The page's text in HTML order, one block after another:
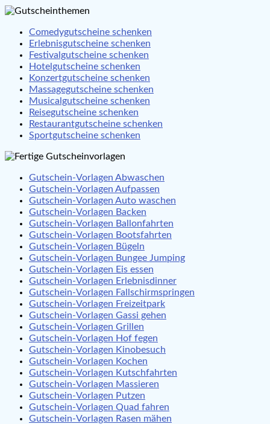
Comedygutscheine schenken
Erlebnisgutscheine schenken
Festivalgutscheine schenken
Hotelgutscheine schenken
Konzertgutscheine schenken
Massagegutscheine schenken
Musicalgutscheine schenken
Reisegutscheine schenken
Restaurantgutscheine schenken
Sportgutscheine schenken
Gutschein-Vorlagen Abwaschen
Gutschein-Vorlagen Aufpassen
Gutschein-Vorlagen Auto waschen
Gutschein-Vorlagen Backen
Gutschein-Vorlagen Ballonfahrten
Gutschein-Vorlagen Bootsfahrten
Gutschein-Vorlagen Bügeln
Gutschein-Vorlagen Bungee Jumping
Gutschein-Vorlagen Eis essen
Gutschein-Vorlagen Erlebnisdinner
Gutschein-Vorlagen Fallschirmspringen
Gutschein-Vorlagen Freizeitpark
Gutschein-Vorlagen Gassi gehen
Gutschein-Vorlagen Grillen
Gutschein-Vorlagen Hof fegen
Gutschein-Vorlagen Kinobesuch
Gutschein-Vorlagen Kochen
Gutschein-Vorlagen Kutschfahrten
Gutschein-Vorlagen Massieren
Gutschein-Vorlagen Putzen
Gutschein-Vorlagen Quad fahren
Gutschein-Vorlagen Rasen mähen